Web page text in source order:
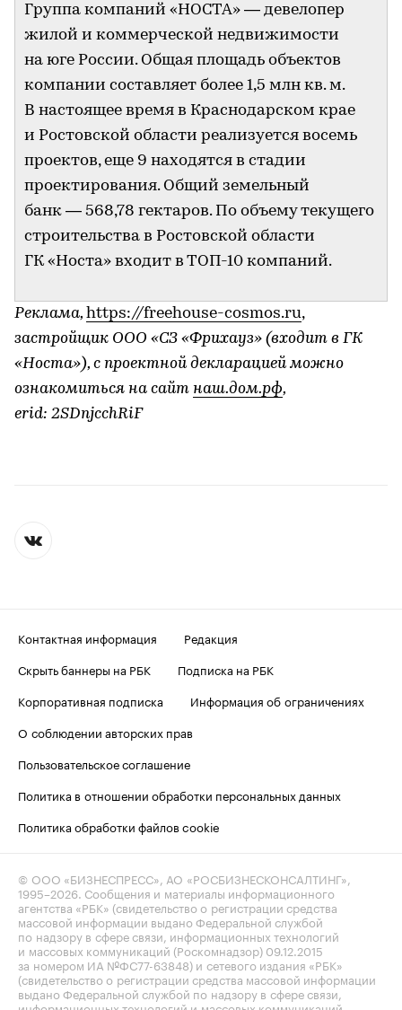
Группа компаний «НОСТА» — девелопер
жилой и коммерческой недвижимости
на юге России. Общая площадь объектов
компании составляет более 1,5 млн кв. м.
В настоящее время в Краснодарском крае
и Ростовской области реализуется восемь
проектов, еще 9 находятся в стадии
проектирования. Общий земельный
банк — 568,78 гектаров. По объему текущего
строительства в Ростовской области
ГК «Носта» входит в ТОП-10 компаний.
Реклама, https://freehouse-cosmos.ru,
застройщик ООО «СЗ «Фрихауз» (входит в ГК
«Носта»), с проектной декларацией можно
ознакомиться на сайт наш.дом.рф,
erid: 2SDnjcchRiF
Контактная информация
Редакция
Скрыть баннеры на РБК
Подписка на РБК
Корпоративная подписка
Информация об ограничениях
О соблюдении авторских прав
Пользовательское соглашение
Политика в отношении обработки персональных данных
Политика обработки файлов cookie
© ООО «БИЗНЕСПРЕСС», АО «РОСБИЗНЕСКОНСАЛТИНГ»,
1995–2026 . Сообщения и материалы информационного
агентства «РБК» (свидетельство о регистрации средства
массовой информации выдано Федеральной службой
по надзору в сфере связи, информационных технологий
и массовых коммуникаций (Роскомнадзор) 09.12.2015
за номером ИА №ФС77-63848) и сетевого издания «РБК»
(свидетельство о регистрации средства массовой информации
выдано Федеральной службой по надзору в сфере связи,